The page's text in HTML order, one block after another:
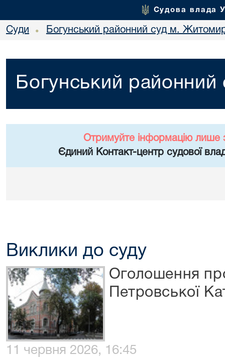
Судова влада
Суди • Богунський районний суд м.
Богунський
Отримуйте інформацію лише
Єдиний Контакт-центр судової
Виклики до суду
Оголошення
Петровської
11 червня 2026, 16:45